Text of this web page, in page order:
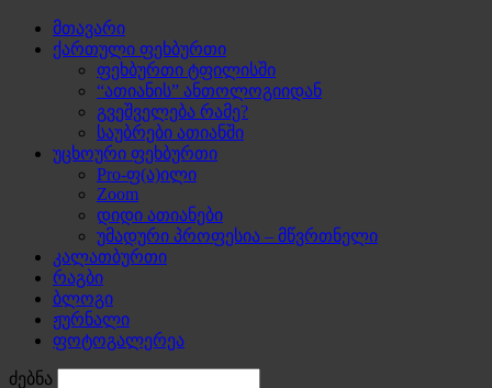
მთავარი
ქართული ფეხბურთი
ფეხბურთი ტფილისში
“ათიანის” ანთოლოგიიდან
გვეშველება რამე?
საუბრები ათიანში
უცხოური ფეხბურთი
Pro-ფ(ა)ილი
Zoom
დიდი ათიანები
უმადური პროფესია – მწვრთნელი
კალათბურთი
რაგბი
ბლოგი
ჟურნალი
ფოტოგალერეა
ძებნა